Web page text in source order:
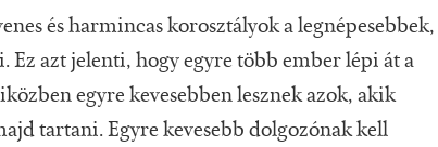
és harmincas korosztályok a legnépesebbek,
Ez azt jelenti, hogy egyre több ember lépi át a
egyre kevesebben lesznek azok, akik
tartani. Egyre kevesebb dolgozónak kell